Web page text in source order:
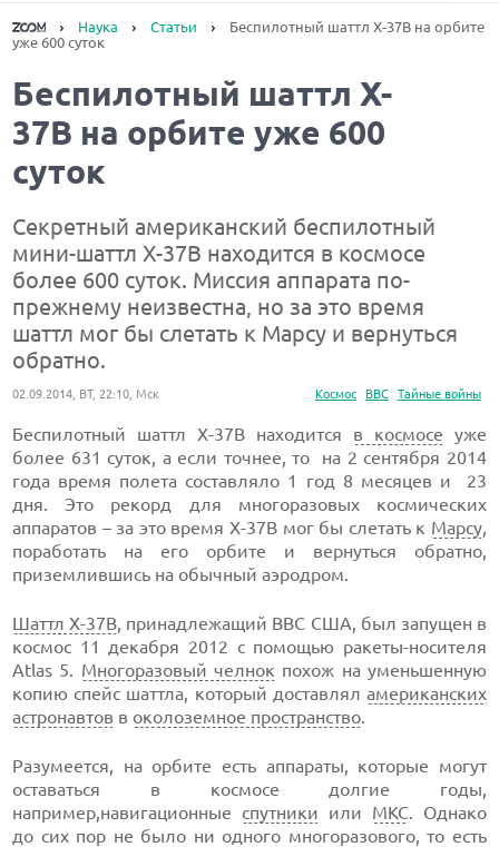
Наука Статьи
Беспилотный шаттл X-37B на орбите
уже 600 суток
Беспилотный шаттл X-
37B на орбите уже 600
суток
Секретный американский беспилотный
мини-шаттл X-37B находится в космосе
более 600 суток. Миссия аппарата по-
прежнему неизвестна, но за это время
шаттл мог бы слетать к Марсу и вернуться
обратно.
Космос ВВС Тайные войны
02.09.2014, ВТ, 22:10, Мск
Беспилотный шаттл X-37B находится в космосе уже
более 631 суток, а если точнее, то на 2 сентября 2014
года время полета составляло 1 год 8 месяцев и 23
дня. Это рекорд для многоразовых космических
аппаратов – за это время X-37B мог бы слетать к Марсу,
поработать на его орбите и вернуться обратно,
приземлившись на обычный аэродром.
Шаттл X-37B, принадлежащий ВВС США, был запущен в
космос 11 декабря 2012 с помощью ракеты-носителя
Atlas 5. Многоразовый челнок похож на уменьшенную
копию спейс шаттла, который доставлял американских
астронавтов в околоземное пространство.
Разумеется, на орбите есть аппараты, которые могут
оставаться в космосе долгие годы,
например,навигационные спутники или МКС. Однако
до сих пор не было ни одного многоразового, то есть